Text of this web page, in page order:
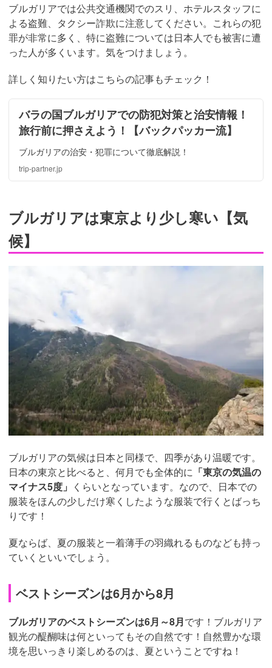
ブルガリアでは公共交通機関でのスリ、ホテルスタッフに
よる盗難、タクシー詐欺に注意してください。これらの犯
罪が非常に多く、特に盗難については日本人でも被害に遭
った人が多くいます。気をつけましょう。
詳しく知りたい方はこちらの記事もチェック！
バラの国ブルガリアでの防犯対策と治安情報！
旅行前に押さえよう！【バックパッカー流】
ブルガリアの治安・犯罪について徹底解説！
trip-partner.jp
ブルガリアは東京より少し寒い【気
候】
ブルガリアの気候は日本と同様で、四季があり温暖です。
日本の東京と比べると、何月でも全体的に 「東京の気温の
マイナス5度」 くらいとなっています。なので、日本での
服装をほんの少しだけ寒くしたような服装で行くとばっち
りです！
夏ならば、夏の服装と一着薄手の羽織れるものなども持っ
ていくといいでしょう。
ベストシーズンは6月から8月
ブルガリアのベストシーズンは6月～8月です！ブルガリア
観光の醍醐味は何といってもその自然です！自然豊かな環
境を思いっきり楽しめるのは、夏ということですね！